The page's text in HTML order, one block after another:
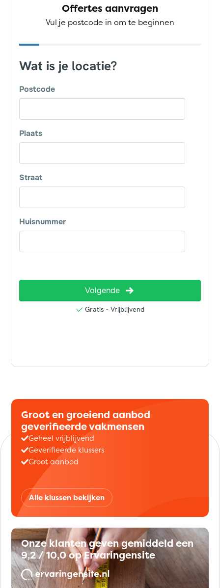
Offertes aanvragen
Vul je postcode in om te beginnen
Groot en groeiend aanbod
geverifieerde vakmensen
Geheel vrijblijvend
Geverifieerde klussers
Groot aanbod
Alle klussen bekijken
Onze klanten geven gemiddeld een
9,2 / 10,0 op Ervaringensite